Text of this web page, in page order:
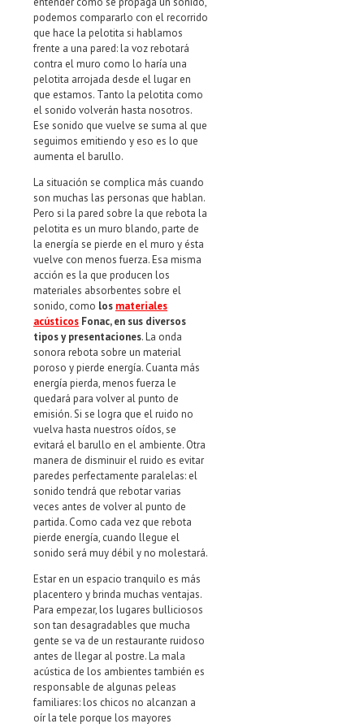
podemos compararlo con el recorrido
que hace la pelotita si hablamos
frente a una pared: la voz rebotará
contra el muro como lo haría una
pelotita arrojada desde el lugar en
que estamos. Tanto la pelotita como
el sonido volverán hasta nosotros.
Ese sonido que vuelve se suma al que
seguimos emitiendo y eso es lo que
aumenta el barullo.
La situación se complica más cuando
son muchas las personas que hablan.
Pero si la pared sobre la que rebota la
pelotita es un muro blando, parte de
la energía se pierde en el muro y ésta
vuelve con menos fuerza. Esa misma
acción es la que producen los
materiales absorbentes sobre el
sonido, como los materiales
acústicos Fonac, en sus diversos
tipos y presentaciones. La onda
sonora rebota sobre un material
poroso y pierde energía. Cuanta más
energía pierda, menos fuerza le
quedará para volver al punto de
emisión. Si se logra que el ruido no
vuelva hasta nuestros oídos, se
evitará el barullo en el ambiente. Otra
manera de disminuir el ruido es evitar
paredes perfectamente paralelas: el
sonido tendrá que rebotar varias
veces antes de volver al punto de
partida. Como cada vez que rebota
pierde energía, cuando llegue el
sonido será muy débil y no molestará.
Estar en un espacio tranquilo es más
placentero y brinda muchas ventajas.
Para empezar, los lugares bulliciosos
son tan desagradables que mucha
gente se va de un restaurante ruidoso
antes de llegar al postre. La mala
acústica de los ambientes también es
responsable de algunas peleas
familiares: los chicos no alcanzan a
oír la tele porque los mayores